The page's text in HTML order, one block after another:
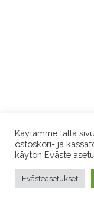
Käytämme tällä
ostoskori- ja
käytön Eväste
Evästeasetukset